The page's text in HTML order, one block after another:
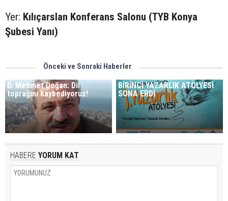
Yer: Kılıçarslan Konferans Salonu (TYB Konya
Şubesi Yanı)
Önceki ve Sonraki Haberler
D. Mehmet Doğan: Dil
toprağını kaybediyoruz!
BİRİNCİ YAZARLIK ATÖLYESİ
SONA ERDİ
HABERE YORUM KAT